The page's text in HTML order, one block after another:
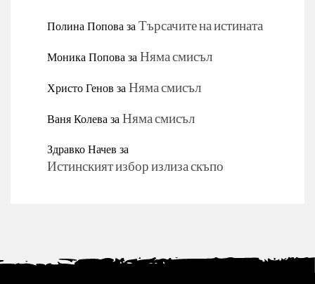
Полина ПоповазаТърсачите на истината
Моника ПоповазаНяма смисъл
Христо ГеновзаНяма смисъл
Ваня КолевазаНяма смисъл
Здравко Начевза
Истинският избор излиза скъпо